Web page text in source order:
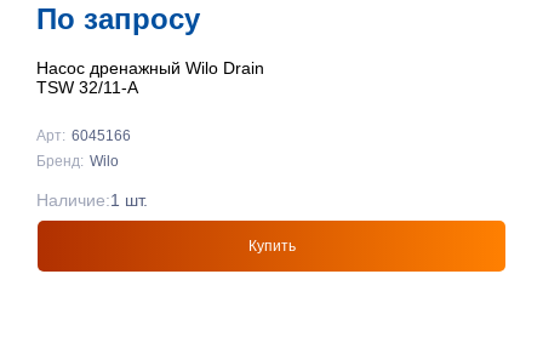
По запросу
Насос дренажный Wilo Drain
TSW 32/11-A
Арт: 6045166
Бренд: Wilo
Купить
Наличие:1 шт.